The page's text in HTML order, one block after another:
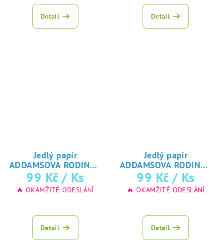
Detail
hodnocení
produktu
Detail
Jedlý papír
ADDAMSOVA RODINA -
Wednesday♥ tisk
na jedlý papír
99 Kč / Ks
🔥 OKAMŽITÉ ODESLÁNÍ
Detail
Jedlý papír
ADDAMSOVA RODINA -
Wednesday♥ tisk
na jedlý papír
99 Kč / Ks
🔥 OKAMŽITÉ ODESLÁNÍ
hodnocení
produktu
Detail